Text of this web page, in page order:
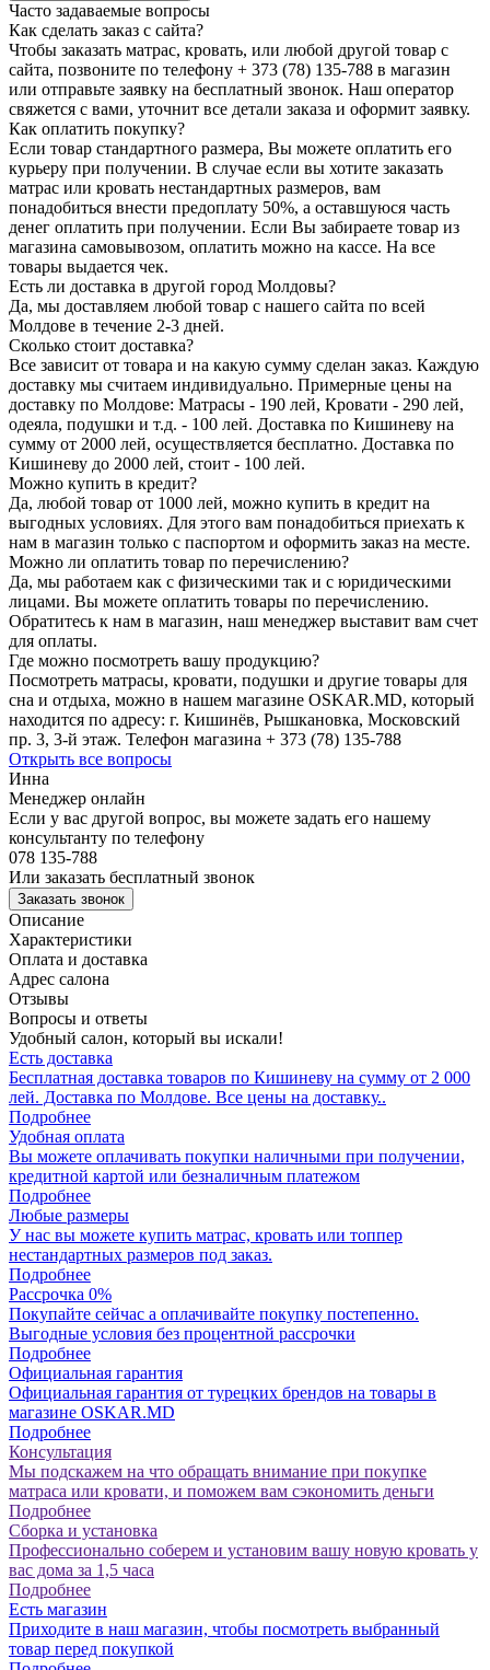
Часто задаваемые вопросы
Как сделать заказ с сайта?
Чтобы заказать матрас, кровать, или любой другой товар с
сайта, позвоните по телефону + 373 (78) 135-788 в магазин
или отправьте заявку на бесплатный звонок. Наш оператор
свяжется с вами, уточнит все детали заказа и оформит заявку.
Как оплатить покупку?
Если товар стандартного размера, Вы можете оплатить его
курьеру при получении. В случае если вы хотите заказать
матрас или кровать нестандартных размеров, вам
понадобиться внести предоплату 50%, а оставшуюся часть
денег оплатить при получении. Если Вы забираете товар из
магазина самовывозом, оплатить можно на кассе. На все
товары выдается чек.
Есть ли доставка в другой город Молдовы?
Да, мы доставляем любой товар с нашего сайта по всей
Молдове в течение 2-3 дней.
Сколько стоит доставка?
Все зависит от товара и на какую сумму сделан заказ. Каждую
доставку мы считаем индивидуально. Примерные цены на
доставку по Молдове: Матрасы - 190 лей, Кровати - 290 лей,
одеяла, подушки и т.д. - 100 лей. Доставка по Кишиневу на
сумму от 2000 лей, осуществляется бесплатно. Доставка по
Кишиневу до 2000 лей, стоит - 100 лей.
Можно купить в кредит?
Да, любой товар от 1000 лей, можно купить в кредит на
выгодных условиях. Для этого вам понадобиться приехать к
нам в магазин только с паспортом и оформить заказ на месте.
Можно ли оплатить товар по перечислению?
Да, мы работаем как с физическими так и с юридическими
лицами. Вы можете оплатить товары по перечислению.
Обратитесь к нам в магазин, наш менеджер выставит вам счет
для оплаты.
Где можно посмотреть вашу продукцию?
Посмотреть матрасы, кровати, подушки и другие товары для
сна и отдыха, можно в нашем магазине OSKAR.MD, который
находится по адресу: г. Кишинёв, Рышкановка, Московский
пр. 3, 3-й этаж. Телефон магазина + 373 (78) 135-788
Открыть все вопросы
Инна
Менеджер онлайн
Если у вас другой вопрос, вы можете задать его нашему
консультанту по телефону
078 135-788
Или заказать бесплатный звонок
Заказать звонок
Описание
Характеристики
Оплата и доставка
Адрес салона
Отзывы
Вопросы и ответы
Удобный салон, который вы искали!
Есть доставка
Бесплатная доставка товаров по Кишиневу на сумму от 2 000
лей. Доставка по Молдове. Все цены на доставку..
Подробнее
Удобная оплата
Вы можете оплачивать покупки наличными при получении,
кредитной картой или безналичным платежом
Подробнее
Любые размеры
У нас вы можете купить матрас, кровать или топпер
нестандартных размеров под заказ.
Подробнее
Рассрочка 0%
Покупайте сейчас а оплачивайте покупку постепенно.
Выгодные условия без процентной рассрочки
Подробнее
Официальная гарантия
Официальная гарантия от турецких брендов на товары в
магазине OSKAR.MD
Подробнее
Консультация
Мы подскажем на что обращать внимание при покупке
матраса или кровати, и поможем вам сэкономить деньги
Подробнее
Сборка и установка
Профессионально соберем и установим вашу новую кровать у
вас дома за 1,5 часа
Подробнее
Есть магазин
Приходите в наш магазин, чтобы посмотреть выбранный
товар перед покупкой